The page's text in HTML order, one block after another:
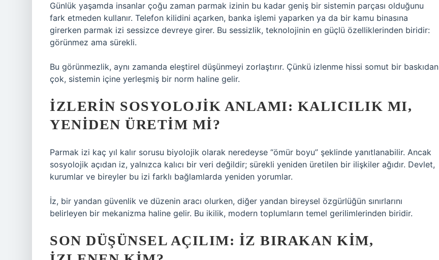
Günlük yaşamda insanlar çoğu zaman parmak izinin bu kadar geniş bir sistemin parçası olduğunu
fark etmeden kullanır. Telefon kilidini açarken, banka işlemi yaparken ya da bir kamu binasına
girerken parmak izi sessizce devreye girer. Bu sessizlik, teknolojinin en güçlü özelliklerinden biridir:
görünmez ama sürekli.
Bu görünmezlik, aynı zamanda eleştirel düşünmeyi zorlaştırır. Çünkü izlenme hissi somut bir baskıdan
çok, sistemin içine yerleşmiş bir norm haline gelir.
İZLERIN SOSYOLOJIK ANLAMI: KALICILIK MI,
YENIDEN ÜRETIM MI?
Parmak izi kaç yıl kalır sorusu biyolojik olarak neredeyse “ömür boyu” şeklinde yanıtlanabilir. Ancak
sosyolojik açıdan iz, yalnızca kalıcı bir veri değildir; sürekli yeniden üretilen bir ilişkiler ağıdır. Devlet,
kurumlar ve bireyler bu izi farklı bağlamlarda yeniden yorumlar.
İz, bir yandan güvenlik ve düzenin aracı olurken, diğer yandan bireysel özgürlüğün sınırlarını
belirleyen bir mekanizma haline gelir. Bu ikilik, modern toplumların temel gerilimlerinden biridir.
SON DÜŞÜNSEL AÇILIM: IZ BIRAKAN KIM,